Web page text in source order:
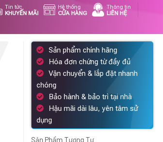
Tin tức
KHUYẾN MÃI
Hệ thống
CỬA HÀNG
Thông tin
LIÊN HỆ
Sản phẩm chính hãng
Hóa đơn chứng từ đầy đủ
Vận chuyển & lắp đặt nhanh
chóng
Bảo hành & bảo trì tại nhà
Hậu mãi dài lâu, yên tâm sử
dụng
Sản Phẩm Tương Tự